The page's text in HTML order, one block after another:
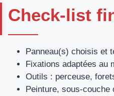
Check‑list
Panneau(s) choisis et
Fixations adaptées au
Outils : perceuse,
Peinture,